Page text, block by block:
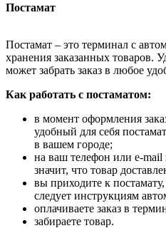
Постамат
Постамат – это терминал с
хранения заказанных товаров.
может забрать заказ в любое
Как работать с постаматом:
в момент оформления
удобный для себя
в вашем городе;
на ваш телефон или e-
значит, что товар
вы приходите к
следует инструкциям
оплачиваете заказ в
забираете товар.